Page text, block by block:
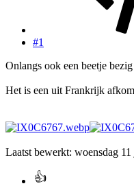
#1
Onlangs ook een beetje
Het is een uit Frankrijk
Laatst bewerkt: woensdag